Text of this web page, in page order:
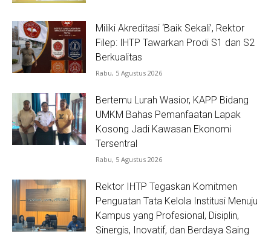
Miliki Akreditasi ‘Baik Sekali’, Rektor
Filep: IHTP Tawarkan Prodi S1 dan S2
Berkualitas
Rabu, 5 Agustus 2026
Bertemu Lurah Wasior, KAPP Bidang
UMKM Bahas Pemanfaatan Lapak
Kosong Jadi Kawasan Ekonomi
Tersentral
Rabu, 5 Agustus 2026
Rektor IHTP Tegaskan Komitmen
Penguatan Tata Kelola Institusi Menuju
Kampus yang Profesional, Disiplin,
Sinergis, Inovatif, dan Berdaya Saing